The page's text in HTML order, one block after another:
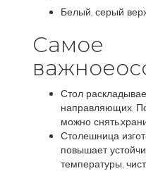
Белый, серый
Самое
Стол
направляющих.
можно
Столешница
повышает
температуры,